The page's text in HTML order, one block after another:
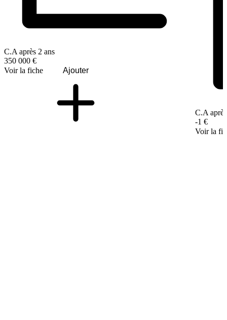
C.A après 2 ans
350 000 €
Voir la fiche
Ajouter
C.A
-1 €
Voir la